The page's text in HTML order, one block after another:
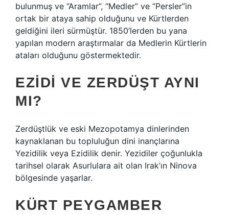
bulunmuş ve “Aramlar”, “Medler” ve “Persler”in
ortak bir ataya sahip olduğunu ve Kürtlerden
geldiğini ileri sürmüştür. 1850’lerden bu yana
yapılan modern araştırmalar da Medlerin Kürtlerin
ataları olduğunu göstermektedir.
EZIDI VE ZERDÜŞT AYNI
MI?
Zerdüştlük ve eski Mezopotamya dinlerinden
kaynaklanan bu topluluğun dini inançlarına
Yezidilik veya Ezidilik denir. Yezidiler çoğunlukla
tarihsel olarak Asurlulara ait olan Irak’ın Ninova
bölgesinde yaşarlar.
KÜRT PEYGAMBER